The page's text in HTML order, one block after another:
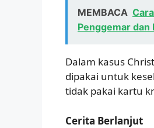
MEMBACA
Penggemar dan
Dalam kasus
dipakai untuk
tidak pakai kartu
Cerita Berlanjut